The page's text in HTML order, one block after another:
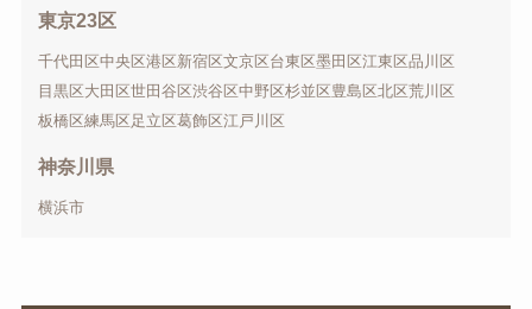
東京23区
千代田区中央区港区新宿区文京区台東区墨田区江東区品川区
目黒区大田区世田谷区渋谷区中野区杉並区豊島区北区荒川区
板橋区練馬区足立区葛飾区江戸川区
神奈川県
横浜市